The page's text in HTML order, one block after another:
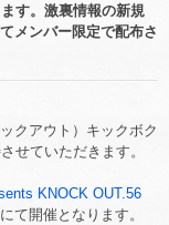
す。激裏情報の新規
メンバー限定で配布さ
クアウト）キックボク
せていただきます。
KNOCK OUT.56
て開催となります。